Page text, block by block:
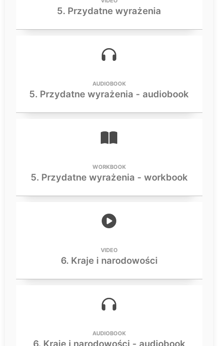
5. Przydatne wyrażenia
AUDIOBOOK
5. Przydatne wyrażenia - audiobook
WORKBOOK
5. Przydatne wyrażenia - workbook
VIDEO
6. Kraje i narodowości
AUDIOBOOK
6. Kraje i narodowości - audiobook